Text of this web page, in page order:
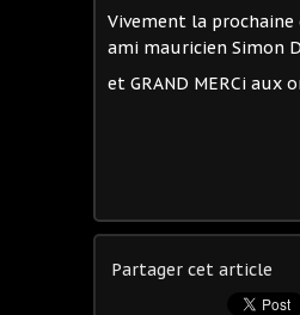
Vivement la prochaine
ami mauricien Simon
et GRAND MERCi
Partager cet article